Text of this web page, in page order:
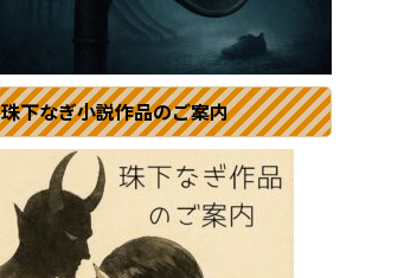
珠下なぎ小説作品のご案内